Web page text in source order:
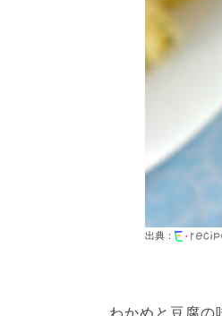
出典：
わかめと豆腐の